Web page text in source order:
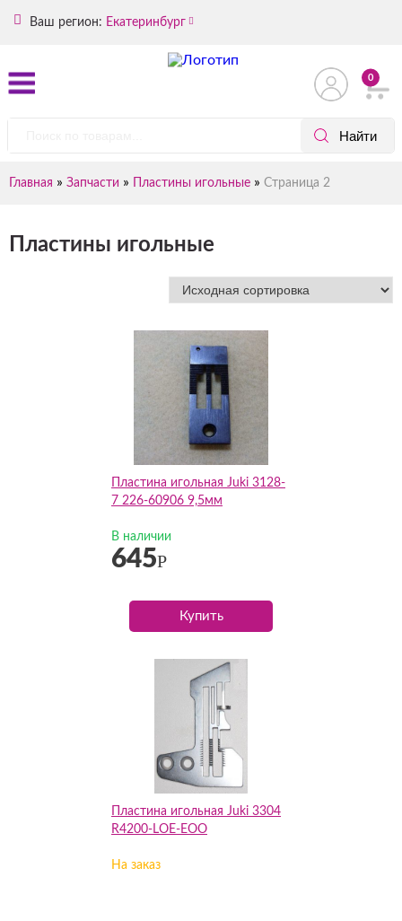
Ваш регион: Екатеринбург
0
Главная » Запчасти » Пластины игольные » Страница 2
Пластины игольные
Пластина игольная Juki 3128-
7 226-60906 9,5мм
В наличии
645Р
Купить
Пластина игольная Juki 3304
R4200-LOE-EOO
На заказ